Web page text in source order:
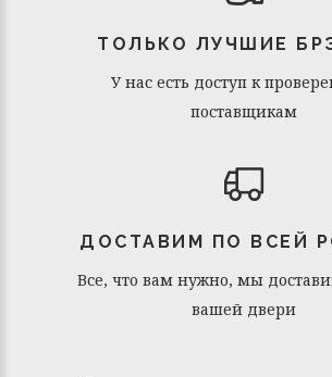
ТОЛЬКО ЛУЧШИЕ
У нас есть доступ к
поставщикам
ДОСТАВИМ ПО ВСЕЙ
Все, что вам нужно, мы
вашей двери